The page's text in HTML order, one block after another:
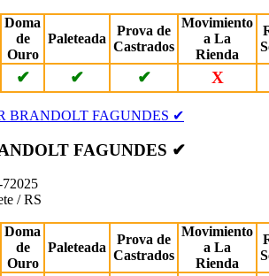
Doma
de
Ouro
Paleteada
Prova de
Castrados
Movimiento
a La
Rienda
✔ ✔ ✔ X
FAGUNDES ✔
/ RS
Doma
de
Ouro
Paleteada
Prova de
Castrados
Movimiento
a La
Rienda